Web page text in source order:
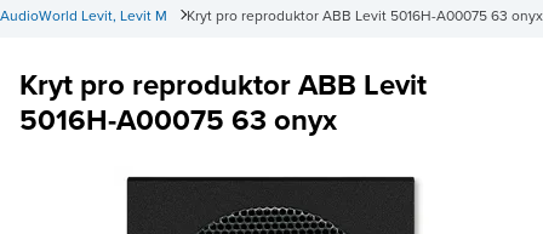
Kryt pro reproduktor ABB Levit 5016H-A00075 63 onyx
AudioWorld Levit, Levit M
Kryt pro reproduktor ABB Levit
5016H-A00075 63 onyx